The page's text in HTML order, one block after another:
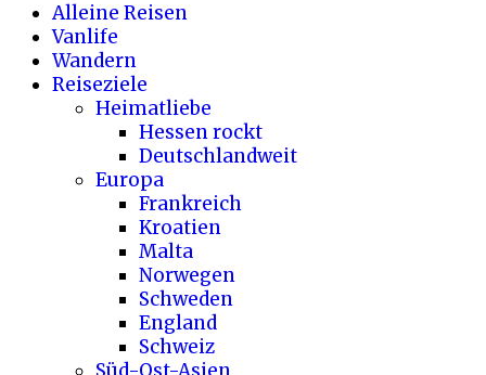
Alleine Reisen
Vanlife
Wandern
Reiseziele
Heimatliebe
Hessen rockt
Deutschlandweit
Europa
Frankreich
Kroatien
Malta
Norwegen
Schweden
England
Schweiz